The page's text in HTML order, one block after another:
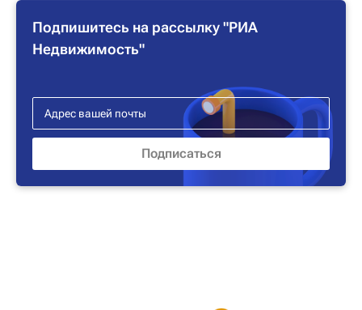
Подпишитесь на рассылку "РИА
Недвижимость"